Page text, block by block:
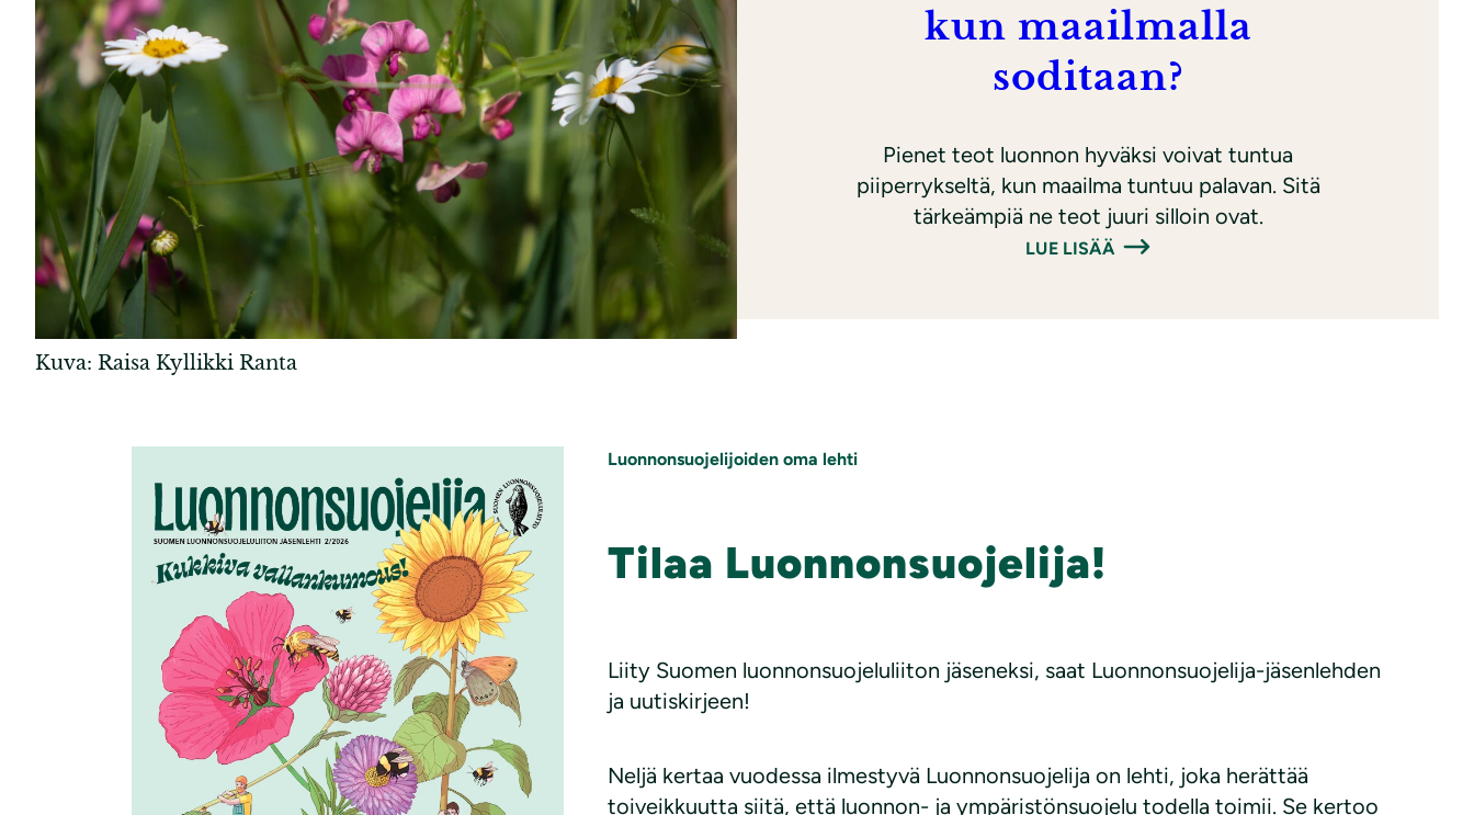
Kuva: Raisa Kyllikki Ranta
kun maailmalla
soditaan?
Pienet teot luonnon hyväksi voivat tuntua
piiperrykseltä, kun maailma tuntuu palavan. Sitä
tärkeämpiä ne teot juuri silloin ovat.
LUE LISÄÄ
Luonnonsuojelijoiden oma lehti
Tilaa Luonnonsuojelija!
Liity Suomen luonnonsuojeluliiton jäseneksi, saat Luonnonsuojelija-jäsenlehden
ja uutiskirjeen!
Neljä kertaa vuodessa ilmestyvä Luonnonsuojelija on lehti, joka herättää
toiveikkuutta siitä, että luonnon- ja ympäristönsuojelu todella toimii. Se kertoo